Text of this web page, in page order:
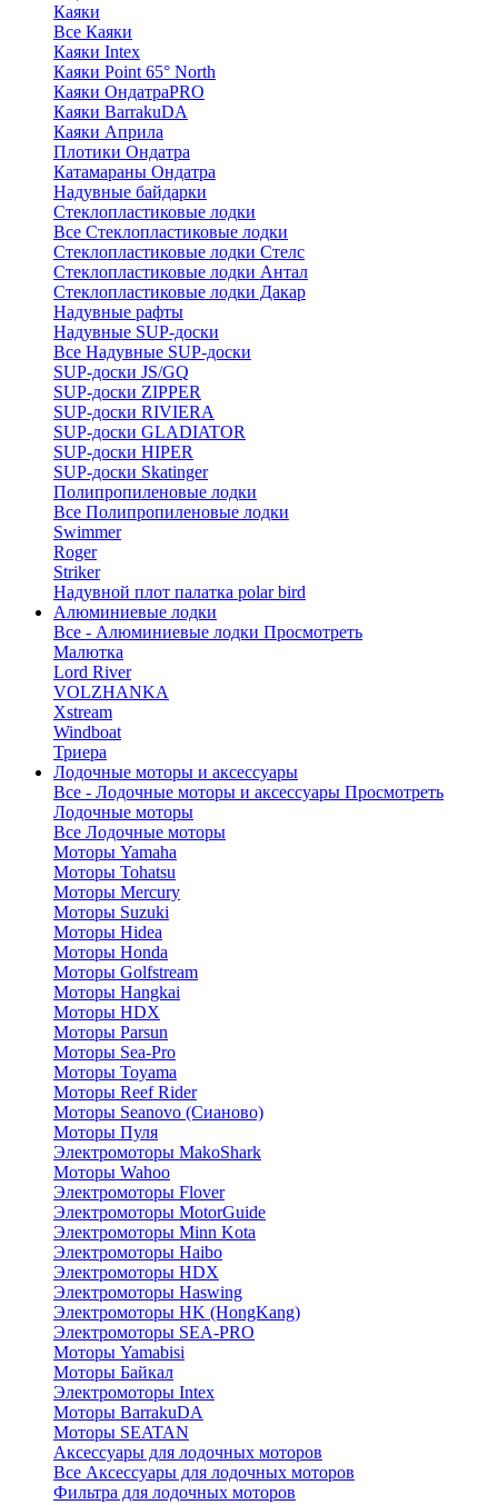
Каяки
Все Каяки
Каяки Intex
Каяки Point 65° North
Каяки ОндатраPRO
Каяки BarrakuDA
Каяки Априла
Плотики Ондатра
Катамараны Ондатра
Надувные байдарки
Стеклопластиковые лодки
Все Стеклопластиковые лодки
Стеклопластиковые лодки Стелс
Стеклопластиковые лодки Антал
Стеклопластиковые лодки Дакар
Надувные рафты
Надувные SUP-доски
Все Надувные SUP-доски
SUP-доски JS/GQ
SUP-доски ZIPPER
SUP-доски RIVIERA
SUP-доски GLADIATOR
SUP-доски HIPER
SUP-доски Skatinger
Полипропиленовые лодки
Все Полипропиленовые лодки
Swimmer
Roger
Striker
Надувной плот палатка polar bird
Алюминиевые лодки
Все - Алюминиевые лодки Просмотреть
Малютка
Lord River
VOLZHANKA
Xstream
Windboat
Триера
Лодочные моторы и аксессуары
Все - Лодочные моторы и аксессуары Просмотреть
Лодочные моторы
Все Лодочные моторы
Моторы Yamaha
Моторы Tohatsu
Моторы Mercury
Моторы Suzuki
Моторы Hidea
Моторы Honda
Моторы Golfstream
Моторы Hangkai
Моторы HDX
Моторы Parsun
Моторы Sea-Pro
Моторы Toyama
Моторы Reef Rider
Моторы Seanovo (Сианово)
Моторы Пуля
Электромоторы MakoShark
Моторы Wahoo
Электромоторы Flover
Электромоторы MotorGuide
Электромоторы Minn Kota
Электромоторы Haibo
Электромоторы HDX
Электромоторы Haswing
Электромоторы HK (HongKang)
Электромоторы SEA-PRO
Моторы Yamabisi
Моторы Байкал
Электромоторы Intex
Моторы BarrakuDA
Моторы SEATAN
Аксессуары для лодочных моторов
Все Аксессуары для лодочных моторов
Фильтра для лодочных моторов